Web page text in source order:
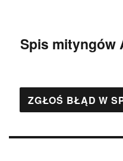
Spis mityngów
ZGŁOŚ BŁĄD W